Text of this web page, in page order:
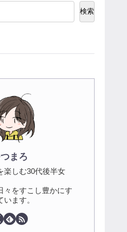
検索
まろ
楽しむ30代後半女
々をすこし豊かにす
ます。